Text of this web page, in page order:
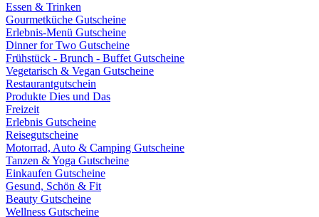
Essen & Trinken
Gourmetküche Gutscheine
Erlebnis-Menü Gutscheine
Dinner for Two Gutscheine
Frühstück - Brunch - Buffet Gutscheine
Vegetarisch & Vegan Gutscheine
Restaurantgutschein
Produkte Dies und Das
Freizeit
Erlebnis Gutscheine
Reisegutscheine
Motorrad, Auto & Camping Gutscheine
Tanzen & Yoga Gutscheine
Einkaufen Gutscheine
Gesund, Schön & Fit
Beauty Gutscheine
Wellness Gutscheine